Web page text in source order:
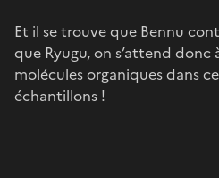
Et il se trouve que Bennu
que Ryugu, on s’attend
molécules organiques dans
échantillons !